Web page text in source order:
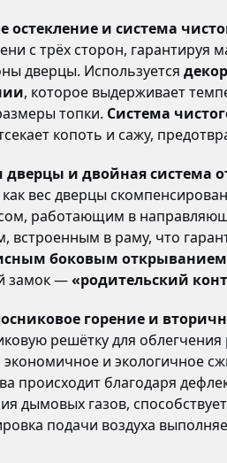
и система
с трёх сторон,
дверцы. Используется
, которое выдерживает
топки. Система
копоть и сажу,
и двойная система
как вес дверцы скомпенсирован
работающим в
в раму, что
боковым открыванием
замок —«родительский
горение и
решётку для облегчения
и экологичное
происходит благодаря
дымовых газов,
подачи воздуха